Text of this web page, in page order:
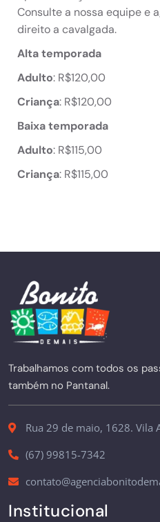
Consulte a nossa equipe e
direito a cavalgada.
Alta temporada
Adulto: R$120,00
Criança: R$120,00
Baixa temporada
Adulto: R$115,00
Criança: R$115,00
Trabalhamos com todos os
também no Pantanal.
Rua 29 de maio, 1628. Vila
(67) 99815-7342
Institucional